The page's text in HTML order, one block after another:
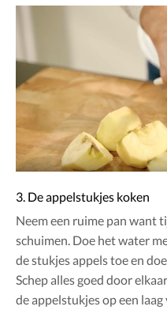
3. De appelstukjes koken
Neem een ruime pan want
schuimen. Doe het water
de stukjes appels toe en
Schep alles goed door
de appelstukjes op een